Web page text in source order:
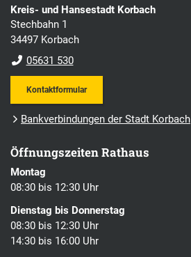
Kreis- und Hansestadt Korbach
Stechbahn 1
34497 Korbach
05631 530
Kontaktformular
Bankverbindungen der Stadt Korbach
Öffnungszeiten Rathaus
Montag
08:30 bis 12:30 Uhr
Dienstag bis Donnerstag
08:30 bis 12:30 Uhr
14:30 bis 16:00 Uhr